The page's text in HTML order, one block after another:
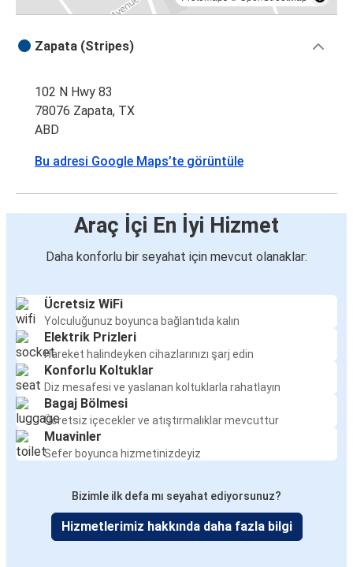
Zapata (Stripes)
102 N Hwy 83
78076 Zapata, TX
ABD
Bu adresi Google Maps’te görüntüle
Araç İçi En İyi Hizmet
Daha konforlu bir seyahat için mevcut olanaklar:
Ücretsiz WiFi
Yolculuğunuz boyunca bağlantıda kalın
Elektrik Prizleri
Hareket halindeyken cihazlarınızı şarj edin
Konforlu Koltuklar
Diz mesafesi ve yaslanan koltuklarla rahatlayın
Bagaj Bölmesi
Ücretsiz içecekler ve atıştırmalıklar mevcuttur
Muavinler
Sefer boyunca hizmetinizdeyiz
Bizimle ilk defa mı seyahat ediyorsunuz?
Hizmetlerimiz hakkında daha fazla bilgi